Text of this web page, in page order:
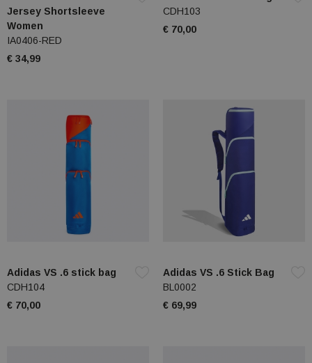
Jersey Shortsleeve
Women
IA0406-RED
€ 34,99
CDH103
€ 70,00
Adidas VS .6 stick bag
CDH104
€ 70,00
Adidas VS .6 Stick Bag
BL0002
€ 69,99